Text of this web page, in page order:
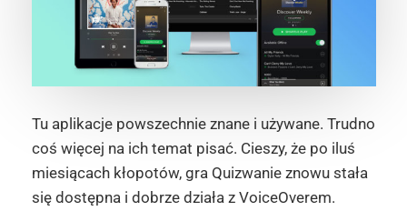
Tu aplikacje powszechnie znane i używane. Trudno
coś więcej na ich temat pisać. Cieszy, że po iluś
miesiącach kłopotów, gra Quizwanie znowu stała
się dostępna i dobrze działa z VoiceOverem.